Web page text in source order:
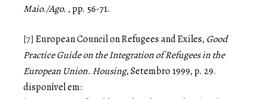
Maio./Ago. , pp. 56-71.
[7] European Council on Refugees and Exiles, Good
Practice Guide on the Integration of Refugees in the
European Union. Housing, Setembro 1999, p. 29.
disponível em: